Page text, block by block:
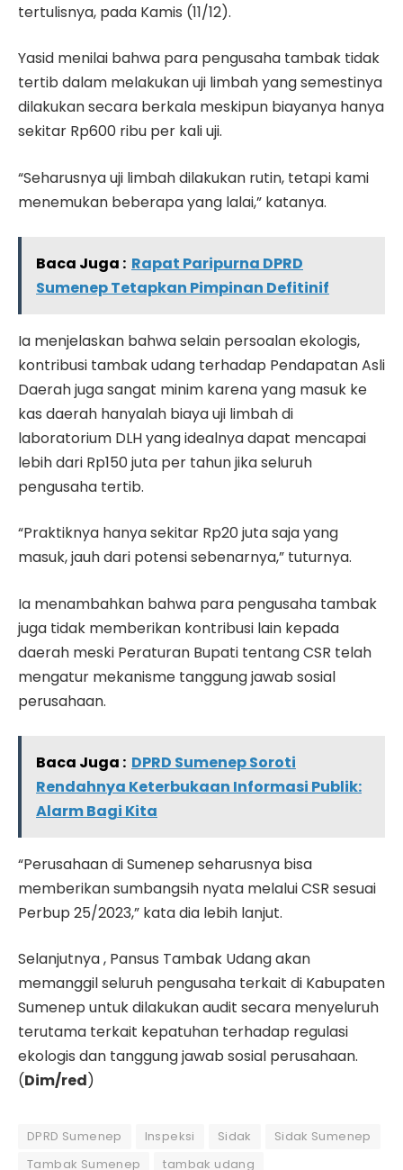
tertulisnya, pada Kamis (11/12).
Yasid menilai bahwa para pengusaha tambak tidak
tertib dalam melakukan uji limbah yang semestinya
dilakukan secara berkala meskipun biayanya hanya
sekitar Rp600 ribu per kali uji.
“Seharusnya uji limbah dilakukan rutin, tetapi kami
menemukan beberapa yang lalai,” katanya.
Baca Juga : Rapat Paripurna DPRD
Sumenep Tetapkan Pimpinan Defitinif
Ia menjelaskan bahwa selain persoalan ekologis,
kontribusi tambak udang terhadap Pendapatan Asli
Daerah juga sangat minim karena yang masuk ke
kas daerah hanyalah biaya uji limbah di
laboratorium DLH yang idealnya dapat mencapai
lebih dari Rp150 juta per tahun jika seluruh
pengusaha tertib.
“Praktiknya hanya sekitar Rp20 juta saja yang
masuk, jauh dari potensi sebenarnya,” tuturnya.
Ia menambahkan bahwa para pengusaha tambak
juga tidak memberikan kontribusi lain kepada
daerah meski Peraturan Bupati tentang CSR telah
mengatur mekanisme tanggung jawab sosial
perusahaan.
Baca Juga : DPRD Sumenep Soroti
Rendahnya Keterbukaan Informasi Publik:
Alarm Bagi Kita
“Perusahaan di Sumenep seharusnya bisa
memberikan sumbangsih nyata melalui CSR sesuai
Perbup 25/2023,” kata dia lebih lanjut.
Selanjutnya , Pansus Tambak Udang akan
memanggil seluruh pengusaha terkait di Kabupaten
Sumenep untuk dilakukan audit secara menyeluruh
terutama terkait kepatuhan terhadap regulasi
ekologis dan tanggung jawab sosial perusahaan.
(Dim/red)
DPRD Sumenep Inspeksi Sidak
Sidak Sumenep
Tambak Sumenep
tambak udang